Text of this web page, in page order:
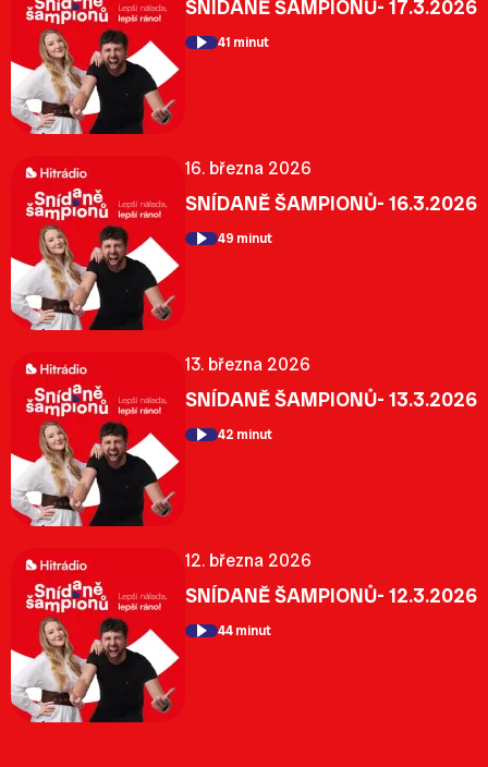
SNÍDANĚ ŠAMPIONŮ- 17.3.2026
41 minut
16. března 2026
SNÍDANĚ ŠAMPIONŮ- 16.3.2026
49 minut
13. března 2026
SNÍDANĚ ŠAMPIONŮ- 13.3.2026
42 minut
12. března 2026
SNÍDANĚ ŠAMPIONŮ- 12.3.2026
44 minut